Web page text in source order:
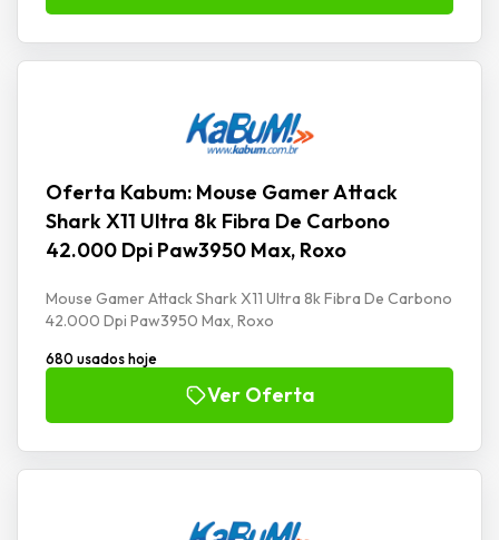
Oferta Kabum: Mouse Gamer Attack
Shark X11 Ultra 8k Fibra De Carbono
42.000 Dpi Paw3950 Max, Roxo
Mouse Gamer Attack Shark X11 Ultra 8k Fibra De Carbono
42.000 Dpi Paw3950 Max, Roxo
680 usados hoje
Ver Oferta